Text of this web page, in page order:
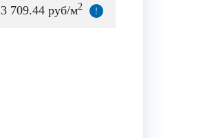
3 709.44 руб/м2 !